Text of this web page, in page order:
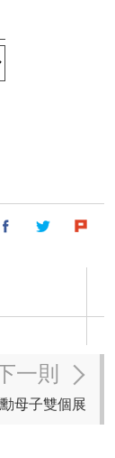
一則
母子雙個展